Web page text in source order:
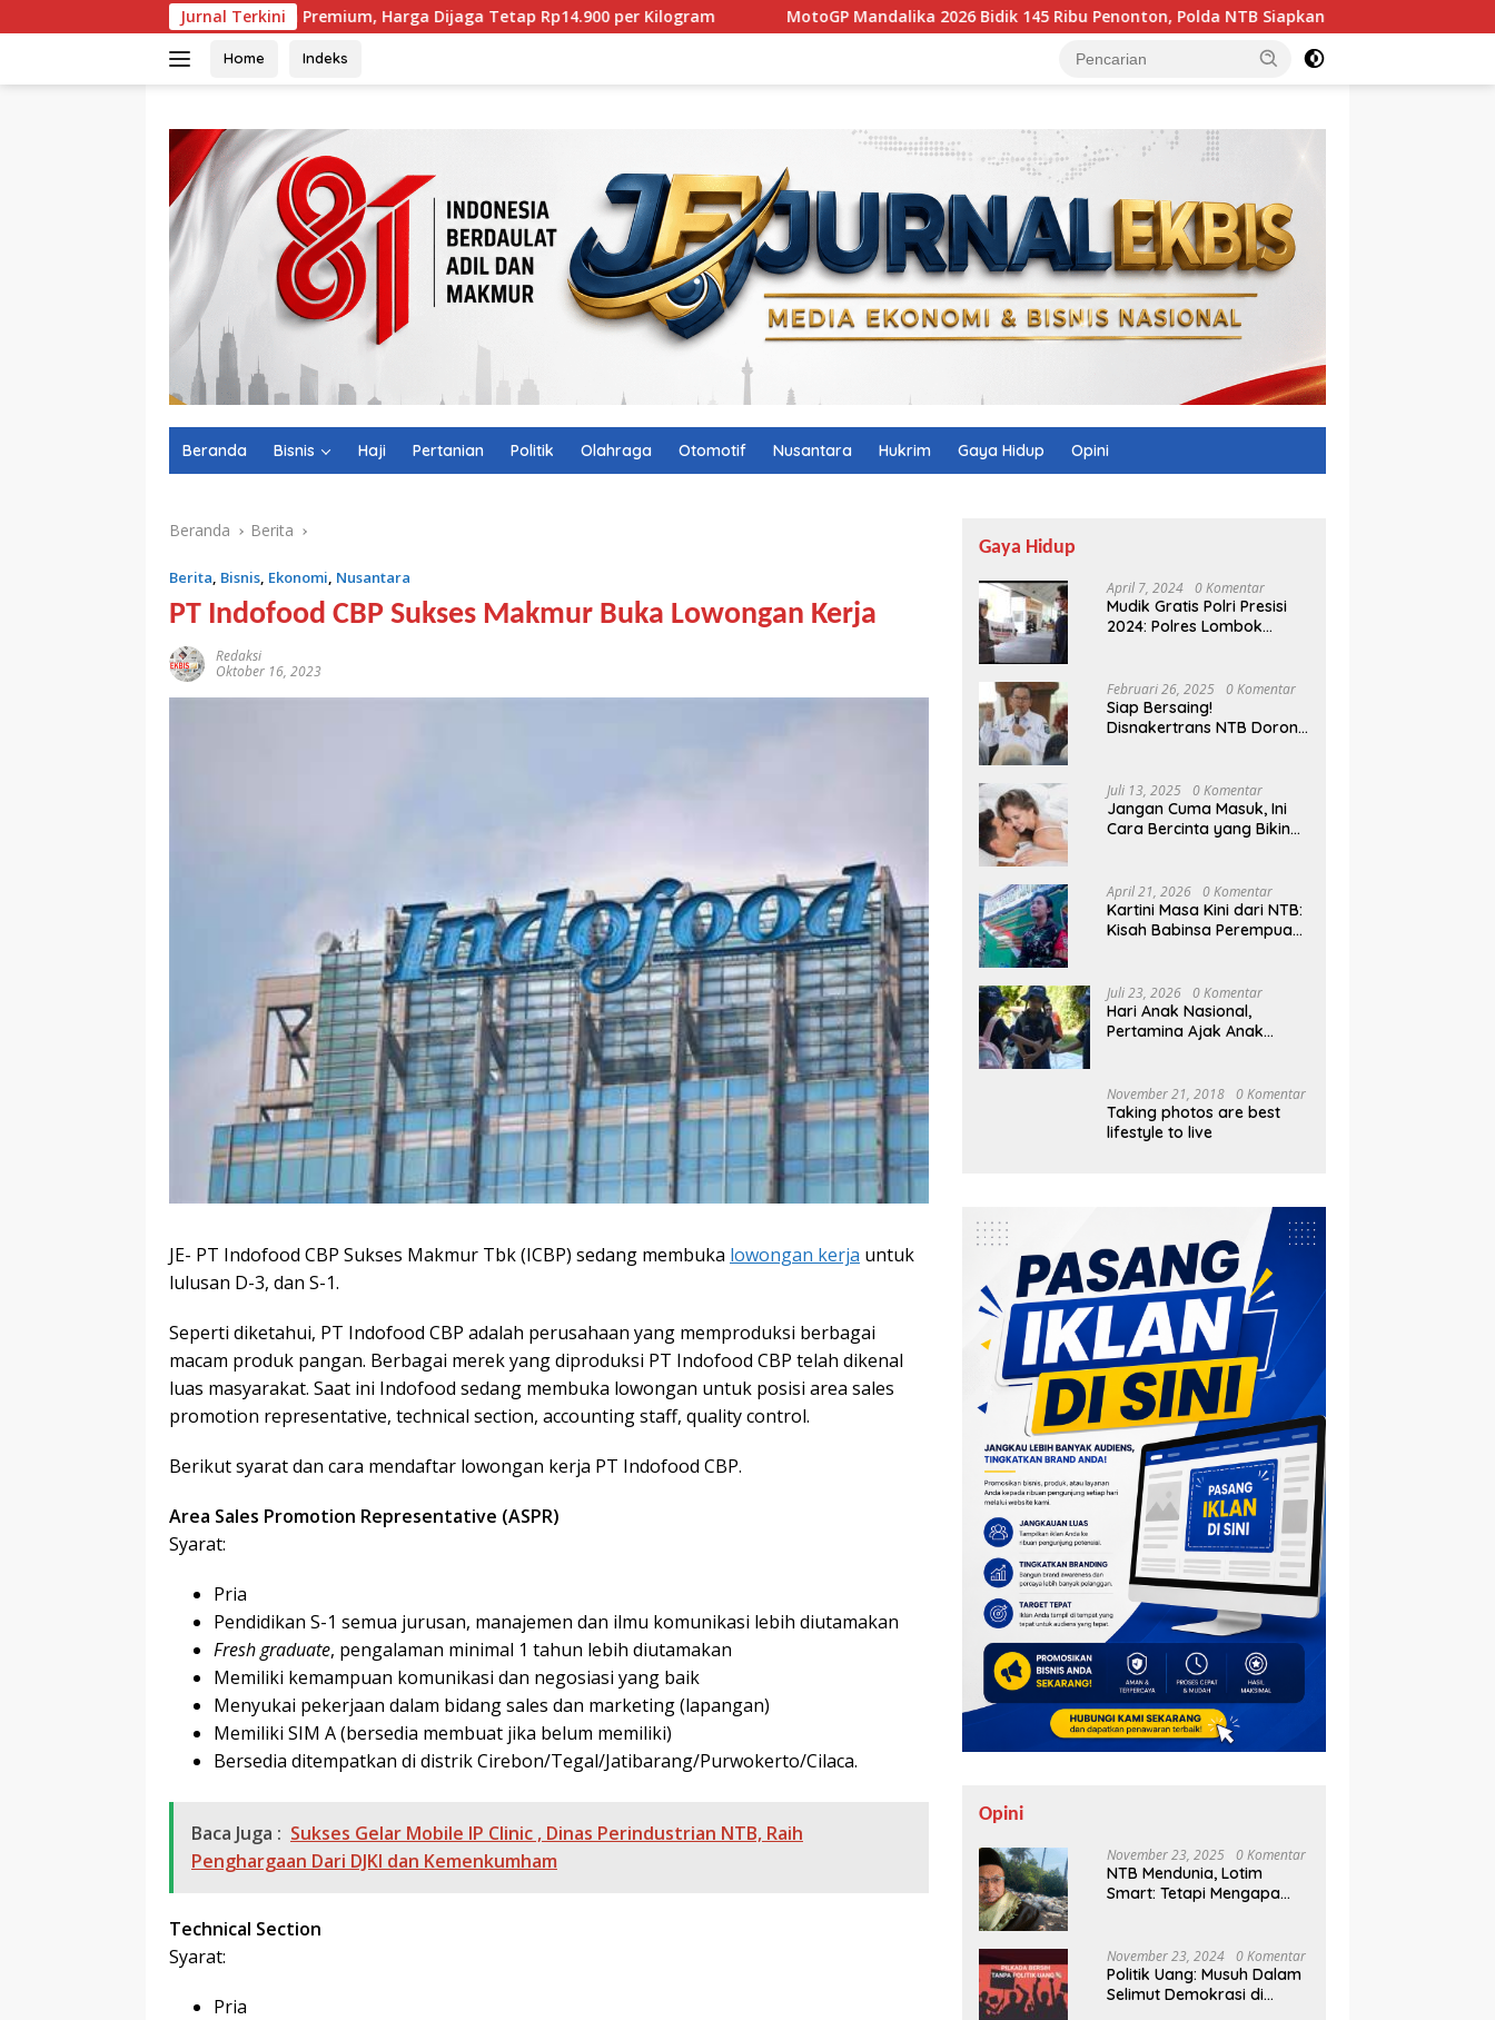
ke
Jurnal Terkini
SPHP dan Premium, Harga Dijaga Tetap Rp14.900 per Kilogram MotoGP Mandalika 2026 Bidik 145 Ribu Penonton, Polda NTB Siapkan Pengamanan Total
Home Indeks
Beranda Bisnis Haji Pertanian Politik Olahraga Otomotif Nusantara Hukrim Gaya Hidup Opini
Beranda Berita
Berita, Bisnis, Ekonomi, Nusantara
PT Indofood CBP Sukses Makmur Buka Lowongan Kerja
Redaksi
Oktober 16, 2023
JE- PT Indofood CBP Sukses Makmur Tbk (ICBP) sedang membuka lowongan kerja untuk
lulusan D-3, dan S-1.
Seperti diketahui, PT Indofood CBP adalah perusahaan yang memproduksi berbagai
macam produk pangan. Berbagai merek yang diproduksi PT Indofood CBP telah dikenal
luas masyarakat. Saat ini Indofood sedang membuka lowongan untuk posisi area sales
promotion representative, technical section, accounting staff, quality control.
Berikut syarat dan cara mendaftar lowongan kerja PT Indofood CBP.
Area Sales Promotion Representative (ASPR)
Syarat:
Pria
Pendidikan S-1 semua jurusan, manajemen dan ilmu komunikasi lebih diutamakan
Fresh graduate, pengalaman minimal 1 tahun lebih diutamakan
Memiliki kemampuan komunikasi dan negosiasi yang baik
Menyukai pekerjaan dalam bidang sales dan marketing (lapangan)
Memiliki SIM A (bersedia membuat jika belum memiliki)
Bersedia ditempatkan di distrik Cirebon/Tegal/Jatibarang/Purwokerto/Cilaca.
Baca Juga : Sukses Gelar Mobile IP Clinic , Dinas Perindustrian NTB, Raih
Penghargaan Dari DJKI dan Kemenkumham
Technical Section
Syarat:
Pria
Gaya Hidup
April 7, 2024 0 Komentar
Mudik Gratis Polri Presisi
2024: Polres Lombok
Februari 26, 2025 0 Komentar
Siap Bersaing!
Disnakertrans NTB Dorong
Juli 13, 2025 0 Komentar
Jangan Cuma Masuk, Ini
Cara Bercinta yang Bikin
April 21, 2026 0 Komentar
Kartini Masa Kini dari NTB:
Kisah Babinsa Perempuan
Juli 23, 2026 0 Komentar
Hari Anak Nasional,
Pertamina Ajak Anak
Mangrove
November 21, 2018 0 Komentar
Taking photos are best
lifestyle to live
Opini
November 23, 2025 0 Komentar
NTB Mendunia, Lotim
Smart: Tetapi Mengapa
November 23, 2024 0 Komentar
Politik Uang: Musuh Dalam
Selimut Demokrasi di